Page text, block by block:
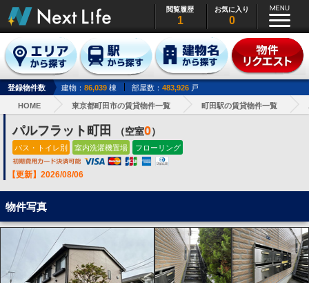
閲覧履歴
1
お気に入り
0
登録物件数 建物： 86,039 棟 部屋数： 483,926 戸
HOME 東京都町田市の賃貸物件一覧 町田駅の賃貸物件一覧
パルフラット町田 （空室0）
バス・トイレ別 室内洗濯機置場 フローリング
【更新】2026/08/06
物件写真